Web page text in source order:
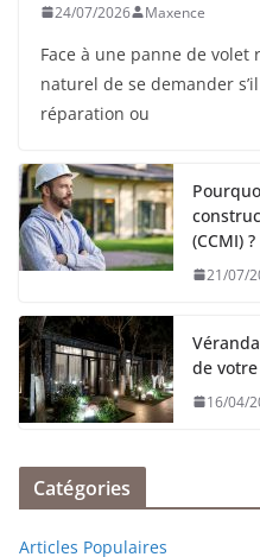
24/07/2026 Maxence
Face à une panne de
naturel de se demander
réparation ou
(CCMI) ?
21/07/
de
16/04/
Catégories
Articles Populaires